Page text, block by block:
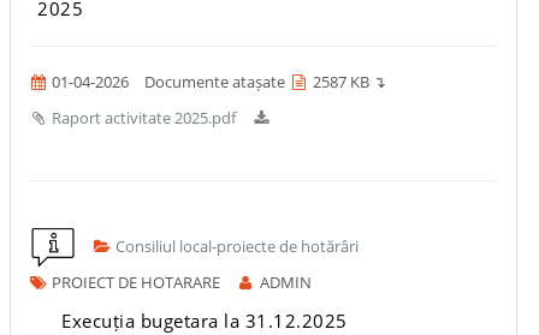
2025
01-04-2026 Documente atașate
2587 KB ↴
Raport activitate 2025.pdf
Consiliul local-proiecte de hotărâri
PROIECT DE HOTARARE
ADMIN
Execuția bugetara la 31.12.2025